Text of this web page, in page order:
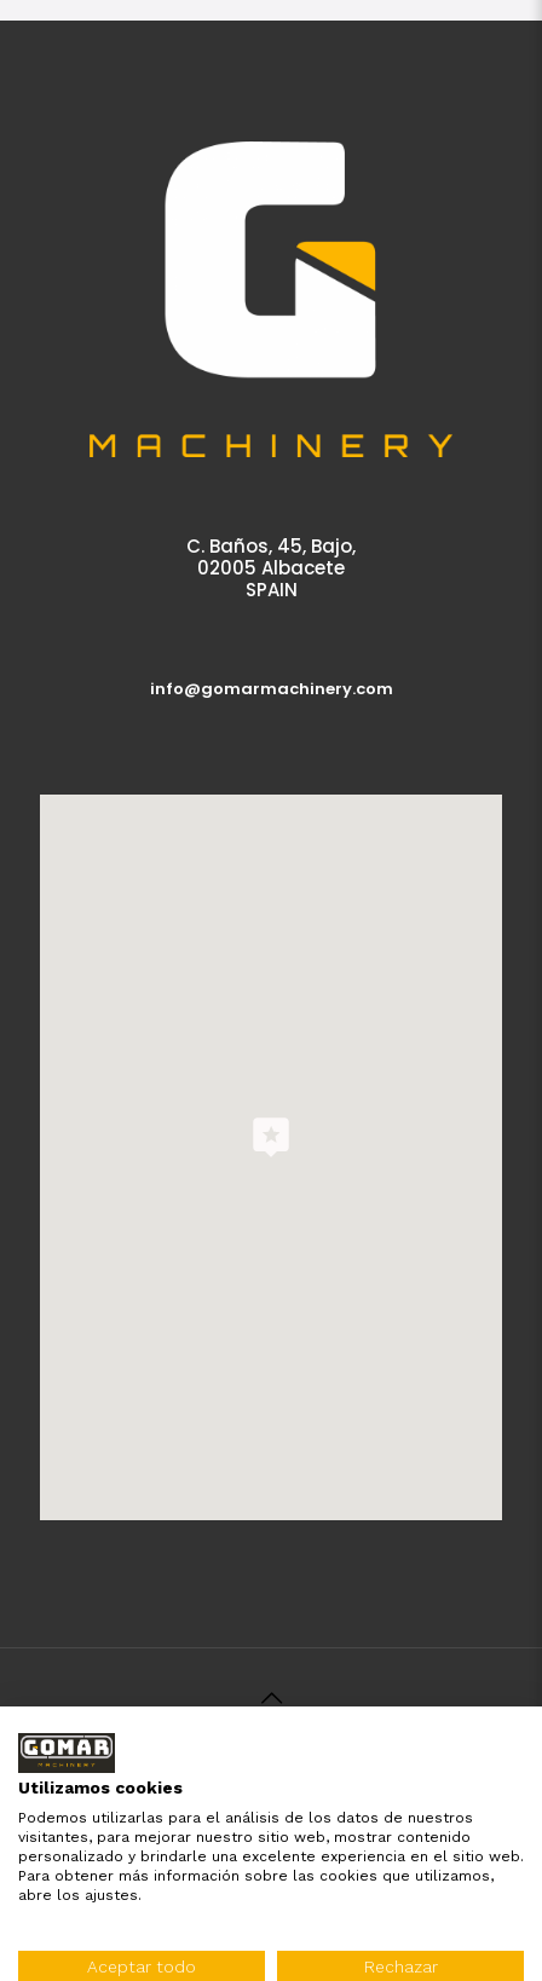
C. Baños, 45, Bajo,
02005 Albacete
SPAIN
info@gomarmachinery.com
© 2021 Gomar Machinery -
Privacidad
Todas las marcas aquí mencionadas son de simple
referencia, es solo para especificar los productos que
comercializamos y el servicio que brindamos. Nuestra
empresa respeta todos los derechos de marca reservados
Diseñado por:
Utilizamos cookies
Podemos utilizarlas para el análisis de los datos de nuestros
visitantes, para mejorar nuestro sitio web, mostrar contenido
personalizado y brindarle una excelente experiencia en el sitio web.
Para obtener más información sobre las cookies que utilizamos,
abre los ajustes.
Aceptar todo Rechazar